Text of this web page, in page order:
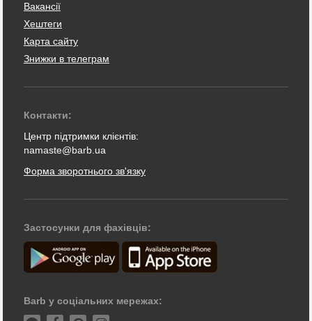
Вакансії
Хештеги
Карта сайту
Знижки в телеграм
Контакти:
Центр підтримки клієнтів:
namaste@barb.ua
Форма зворотнього зв'язку
Застосунки для фахівців:
Barb у соціальних мережах: